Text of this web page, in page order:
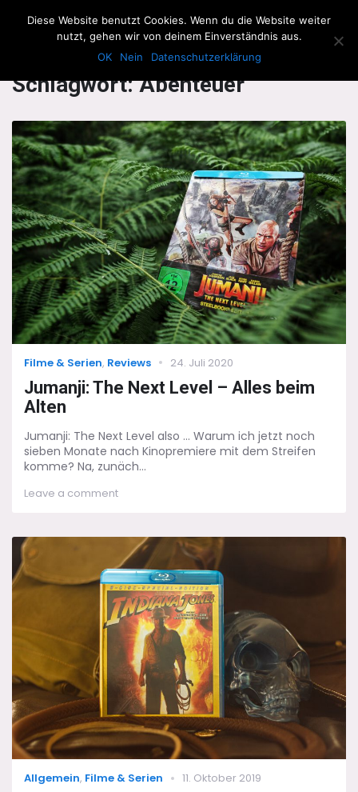
The Howling Men
Schlagwort:Abenteuer
Categories
Filme & Serien, Reviews
Posted
24. Juli 2020
Jumanji: The Next Level – Alles beim
Alten
Jumanji: The Next Level also ... Warum ich jetzt noch
sieben Monate nach Kinopremiere mit dem Streifen
komme? Na, zunäch...
Leave a commenton
Next
Level
–
Alles
beim
Alten
Categories
Allgemein, Filme & Serien
Posted
11. Oktober 2019
Diese Website benutzt Cookies. Wenn du die Website weiter
nutzt, gehen wir von deinem Einverständnis aus.
OK
Nein Datenschutzerklärung